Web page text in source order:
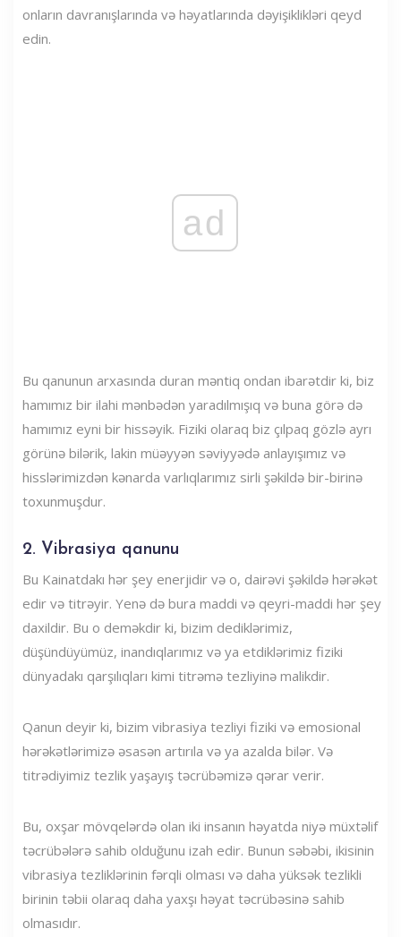
onların davranışlarında və həyatlarında dəyişiklikləri qeyd
edin.
ad
Bu qanunun arxasında duran məntiq ondan ibarətdir ki, biz
hamımız bir ilahi mənbədən yaradılmışıq və buna görə də
hamımız eyni bir hissəyik. Fiziki olaraq biz çılpaq gözlə ayrı
görünə bilərik, lakin müəyyən səviyyədə anlayışımız və
hisslərimizdən kənarda varlıqlarımız sirli şəkildə bir-birinə
toxunmuşdur.
2. Vibrasiya qanunu
Bu Kainatdakı hər şey enerjidir və o, dairəvi şəkildə hərəkət
edir və titrəyir. Yenə də bura maddi və qeyri-maddi hər şey
daxildir. Bu o deməkdir ki, bizim dediklərimiz,
düşündüyümüz, inandıqlarımız və ya etdiklərimiz fiziki
dünyadakı qarşılıqları kimi titrəmə tezliyinə malikdir.
Qanun deyir ki, bizim vibrasiya tezliyi fiziki və emosional
hərəkətlərimizə əsasən artırıla və ya azalda bilər. Və
titrədiyimiz tezlik yaşayış təcrübəmizə qərar verir.
Bu, oxşar mövqelərdə olan iki insanın həyatda niyə müxtəlif
təcrübələrə sahib olduğunu izah edir. Bunun səbəbi, ikisinin
vibrasiya tezliklərinin fərqli olması və daha yüksək tezlikli
birinin təbii olaraq daha yaxşı həyat təcrübəsinə sahib
olmasıdır.